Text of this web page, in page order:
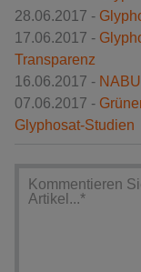
28.06.2017 -
17.06.2017 -
Transparenz
16.06.2017 -
07.06.2017 -
Glyphosat-Studien